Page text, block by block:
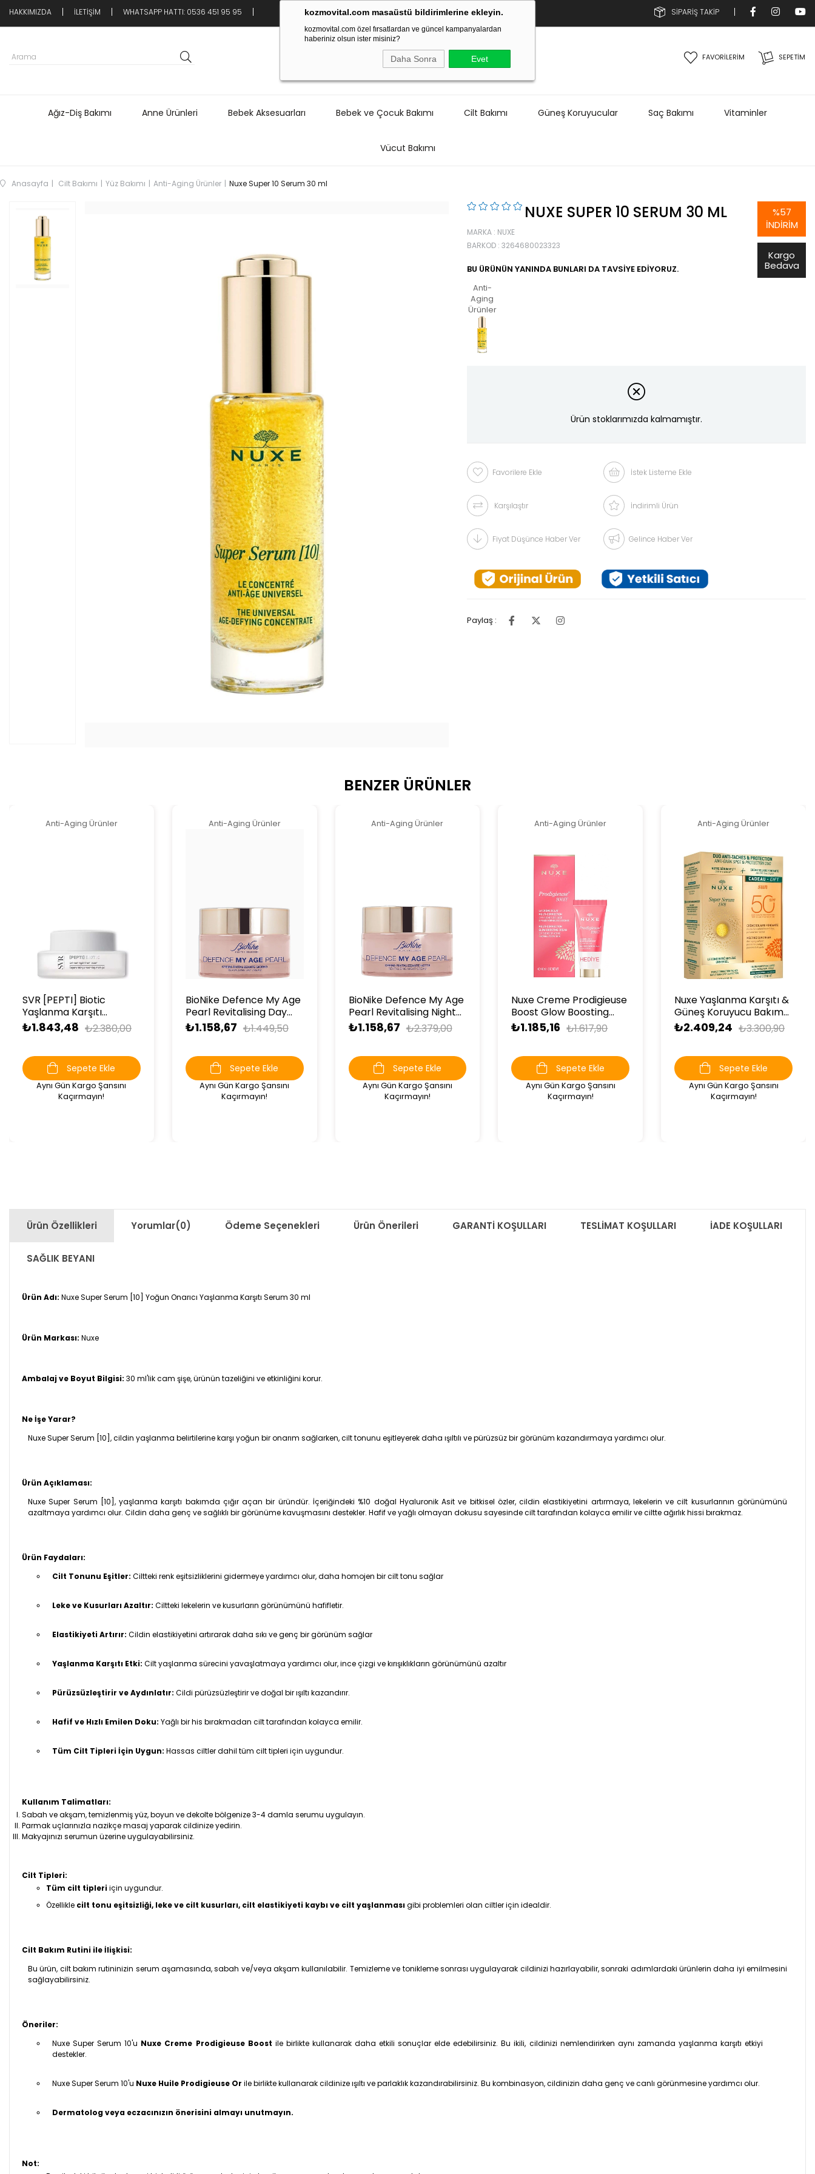
kozmovital.com masaüstü bildirimlerine ekleyin.
kozmovital.com özel fırsatlardan ve güncel kampanyalardan
haberiniz olsun ister misiniz?
Daha Sonra Evet
HAKKIMIZDA İLETİŞİM WHATSAPP HATTI: 0536 451 95 95 SİPARİŞ TAKİP
SEPETIM
FAVORİLERİM
Ağız-Diş Bakımı Anne Ürünleri Bebek Aksesuarları Bebek ve Çocuk Bakımı Cilt Bakımı Güneş Koruyucular Saç Bakımı Vitaminler
Vücut Bakımı
Anasayfa Cilt Bakımı Yüz Bakımı Anti-Aging Ürünler Nuxe Super 10 Serum 30 ml
NUXE SUPER 10 SERUM 30 ML
MARKA : NUXE
BARKOD : 3264680023323
BU ÜRÜNÜN YANINDA BUNLARI DA TAVSIYE EDIYORUZ.
Anti-
Aging
Ürünler
%57
İNDIRIM
Kargo
Bedava
Ürün stoklarımızda kalmamıştır.
Favorilere Ekle İstek Listeme Ekle
Karşılaştır İndirimli Ürün
Fiyat Düşünce Haber Ver Gelince Haber Ver
Paylaş :
BENZER ÜRÜNLER
Anti-Aging Ürünler
SVR [PEPTI] Biotic
Yaşlanma Karşıtı
Matlaştırıcı Jel 50 ml
₺1.843,48 ₺2.380,00
Sepete Ekle
Aynı Gün Kargo Şansını
Kaçırmayın!
Anti-Aging Ürünler
BioNike Defence My Age
Pearl Revitalising Day
Cream 50 ml
₺1.158,67 ₺1.449,50
Sepete Ekle
Aynı Gün Kargo Şansını
Kaçırmayın!
Anti-Aging Ürünler
BioNike Defence My Age
Pearl Revitalising Night
Cream 50 ml
₺1.158,67 ₺2.379,00
Sepete Ekle
Aynı Gün Kargo Şansını
Kaçırmayın!
Anti-Aging Ürünler
Nuxe Creme Prodigieuse
Boost Glow Boosting
Cream 40 ml Night
Recovery Oil Balm 15 ml
₺1.185,16 ₺1.617,90
Sepete Ekle
Aynı Gün Kargo Şansını
Kaçırmayın!
Anti-Aging Ürünler
Nuxe Yaşlanma Karşıtı &
Güneş Koruyucu Bakım
Seti
₺2.409,24 ₺3.300,90
Sepete Ekle
Aynı Gün Kargo Şansını
Kaçırmayın!
Ürün Özellikleri Yorumlar(0) Ödeme Seçenekleri Ürün Önerileri GARANTİ KOŞULLARI TESLİMAT KOŞULLARI İADE KOŞULLARI
SAĞLIK BEYANI
Ürün Adı: Nuxe Super Serum [10] Yoğun Onarıcı Yaşlanma Karşıtı Serum 30 ml
Ürün Markası: Nuxe
Ambalaj ve Boyut Bilgisi: 30 ml'lik cam şişe, ürünün tazeliğini ve etkinliğini korur.
Ne İşe Yarar?
Nuxe Super Serum [10], cildin yaşlanma belirtilerine karşı yoğun bir onarım sağlarken, cilt tonunu eşitleyerek daha ışıltılı ve pürüzsüz bir görünüm kazandırmaya yardımcı olur.
Ürün Açıklaması:
Nuxe Super Serum [10], yaşlanma karşıtı bakımda çığır açan bir üründür. İçeriğindeki %10 doğal Hyaluronik Asit ve bitkisel özler, cildin elastikiyetini artırmaya, lekelerin ve cilt kusurlarının görünümünü
azaltmaya yardımcı olur. Cildin daha genç ve sağlıklı bir görünüme kavuşmasını destekler. Hafif ve yağlı olmayan dokusu sayesinde cilt tarafından kolayca emilir ve ciltte ağırlık hissi bırakmaz.
Ürün Faydaları:
Cilt Tonunu Eşitler: Ciltteki renk eşitsizliklerini gidermeye yardımcı olur, daha homojen bir cilt tonu sağlar
Leke ve Kusurları Azaltır: Ciltteki lekelerin ve kusurların görünümünü hafifletir.
Elastikiyeti Artırır: Cildin elastikiyetini artırarak daha sıkı ve genç bir görünüm sağlar
Yaşlanma Karşıtı Etki: Cilt yaşlanma sürecini yavaşlatmaya yardımcı olur, ince çizgi ve kırışıklıkların görünümünü azaltır
Pürüzsüzleştirir ve Aydınlatır: Cildi pürüzsüzleştirir ve doğal bir ışıltı kazandırır.
Hafif ve Hızlı Emilen Doku: Yağlı bir his bırakmadan cilt tarafından kolayca emilir.
Tüm Cilt Tipleri İçin Uygun: Hassas ciltler dahil tüm cilt tipleri için uygundur.
Kullanım Talimatları:
Sabah ve akşam, temizlenmiş yüz, boyun ve dekolte bölgenize 3-4 damla serumu uygulayın.
Parmak uçlarınızla nazikçe masaj yaparak cildinize yedirin.
Makyajınızı serumun üzerine uygulayabilirsiniz.
Cilt Tipleri:
Tüm cilt tipleriiçin uygundur.
Özellikle cilt tonu eşitsizliği, leke ve cilt kusurları, cilt elastikiyeti kaybı ve cilt yaşlanmasıgibi problemleri olan ciltler için idealdir.
Cilt Bakım Rutini ile İlişkisi:
Bu ürün, cilt bakım rutininizin serum aşamasında, sabah ve/veya akşam kullanılabilir. Temizleme ve tonikleme sonrası uygulayarak cildinizi hazırlayabilir, sonraki adımlardaki ürünlerin daha iyi emilmesini
sağlayabilirsiniz.
Öneriler:
Nuxe Super Serum 10'u Nuxe Creme Prodigieuse Boost ile birlikte kullanarak daha etkili sonuçlar elde edebilirsiniz. Bu ikili, cildinizi nemlendirirken aynı zamanda yaşlanma karşıtı etkiyi
destekler.
Nuxe Super Serum 10'u Nuxe Huile Prodigieuse Or ile birlikte kullanarak cildinize ışıltı ve parlaklık kazandırabilirsiniz. Bu kombinasyon, cildinizin daha genç ve canlı görünmesine yardımcı olur.
Dermatolog veya eczacınızın önerisini almayı unutmayın.
Not: